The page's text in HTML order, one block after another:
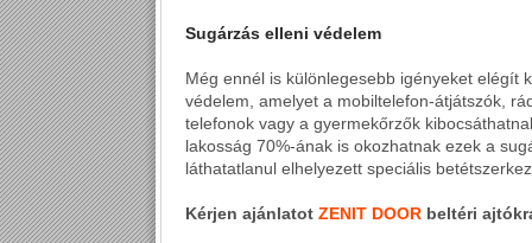
Sugárzás elleni védelem
Még ennél is különlegesebb igényeket elégít
védelem, amelyet a mobiltelefon-átjátszók,
telefonok vagy a gyermekőrzők
lakosság 70%-ának is okozhatnak ezek a
láthatatlanul elhelyezett speciális
Kérjen ajánlatot ZENIT DOOR beltéri